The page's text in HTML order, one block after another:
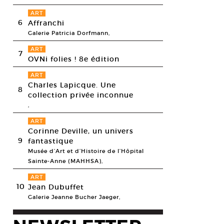
Morellet, π piquant 2, 1=3°, dessin suite de π piquant 1, 1=3°
(Arches aquarelle) sur comacel sous boîte plexi. 46 x 61 cm
Galerie Aline Vidal © François Morellet
6
ART
Affranchi
Galerie Patricia Dorfmann,
7 ART
OVNi folies ! 8e édition
8
ART
Charles Lapicque. Une
collection privée inconnue
,
9
ART
Corinne Deville, un univers
fantastique
Musée d’Art et d’Histoire de l’Hôpital
Sainte-Anne (MAHHSA),
10
ART
Jean Dubuffet
Galerie Jeanne Bucher Jaeger,